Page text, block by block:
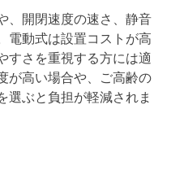
、開閉速度の速さ、静音
電動式は設置コストが高
すさを重視する方には適
が高い場合や、ご高齢の
選ぶと負担が軽減されま